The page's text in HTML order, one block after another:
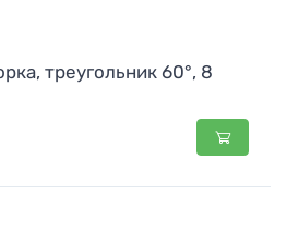
треугольник 60°, 8